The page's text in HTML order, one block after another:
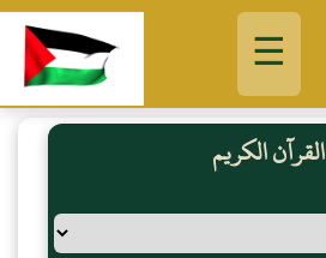
☰
القرآن الكريم